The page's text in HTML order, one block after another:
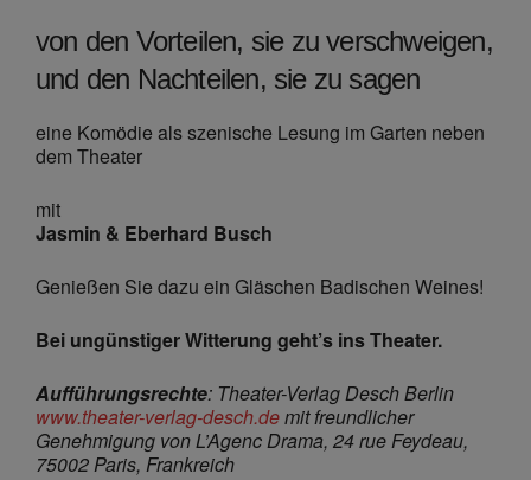
von den Vorteilen, sie zu verschweigen,
und den Nachteilen, sie zu sagen
eine Komödie als szenische Lesung im Garten neben
dem Theater
mit
Jasmin & Eberhard Busch
Genießen Sie dazu ein Gläschen Badischen Weines!
Bei ungünstiger Witterung geht’s ins Theater.
Aufführungsrechte: Theater-Verlag Desch Berlin
www.theater-verlag-desch.demit freundlicher
Genehmigung von L’Agenc Drama, 24 rue Feydeau,
75002 Paris, Frankreich